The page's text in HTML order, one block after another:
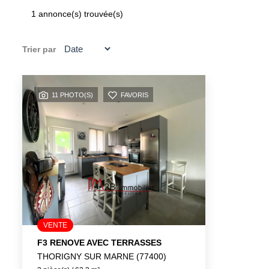
1 annonce(s) trouvée(s)
Trier par
11 PHOTO(S) FAVORIS
VENTE
F3 RENOVE AVEC TERRASSES
THORIGNY SUR MARNE (77400)